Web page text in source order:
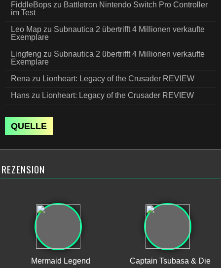
FiddleBops zu Battletron Nintendo Switch Pro Controller
im Test
Leo Map zu Subnautica 2 übertrifft 4 Millionen verkaufte
Exemplare
Lingfeng zu Subnautica 2 übertrifft 4 Millionen verkaufte
Exemplare
Rena zu Lionheart: Legacy of the Crusader REVIEW
Hans zu Lionheart: Legacy of the Crusader REVIEW
QUELLE
REZENSION
Mermaid Legend
Captain Tsubasa & Die